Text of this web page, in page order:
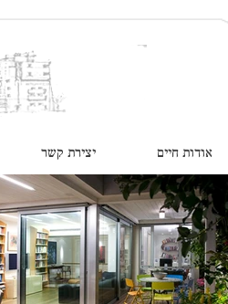
אודות חיים יצירת קשר